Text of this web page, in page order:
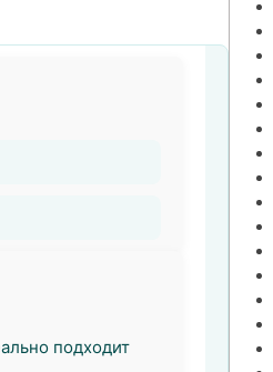
подходит